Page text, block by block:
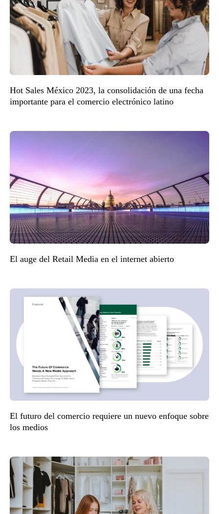
Hot Sales México 2023, la consolidación de una fecha
importante para el comercio electrónico latino
El auge del Retail Media en el internet abierto
El futuro del comercio requiere un nuevo enfoque sobre
los medios